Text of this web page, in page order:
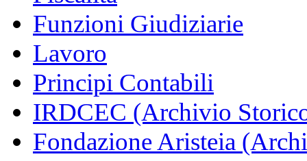
Funzioni Giudiziarie
Lavoro
Principi Contabili
IRDCEC (Archivio
Fondazione Aristeia